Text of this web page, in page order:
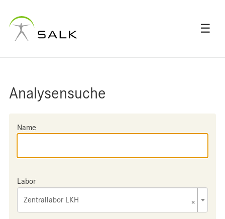
☰
Analysensuche
Name
Labor
×
Zentrallabor LKH